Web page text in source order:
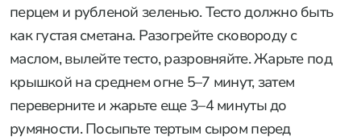
перцем и рубленой зеленью. Тесто должно быть
как густая сметана. Разогрейте сковороду с
маслом, вылейте тесто, разровняйте. Жарьте под
крышкой на среднем огне 5–7 минут, затем
переверните и жарьте еще 3–4 минуты до
румяности. Посыпьте тертым сыром перед